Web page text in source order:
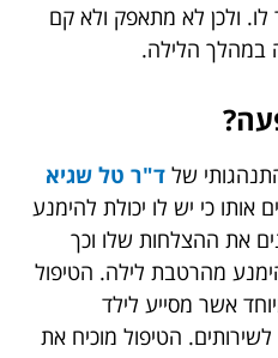
ולכן לא מתאפק ולא קם
במהלך הלילה.
של ד"ר טל שגיא
אותו כי יש לו יכולת להימנע
את ההצלחות שלו וכך
מהרטבת לילה. הטיפול
אשר מסייע לילד
הטיפול מוכיח את